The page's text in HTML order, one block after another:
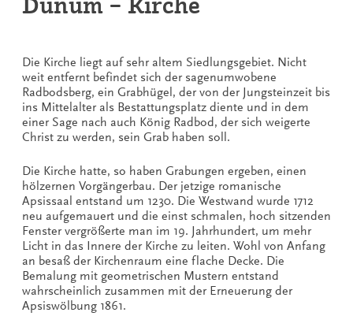
Dunum – Kirche
Die Kirche liegt auf sehr altem Siedlungsgebiet. Nicht
weit entfernt befindet sich der sagenumwobene
Radbodsberg, ein Grabhügel, der von der Jungsteinzeit bis
ins Mittelalter als Bestattungsplatz diente und in dem
einer Sage nach auch König Radbod, der sich weigerte
Christ zu werden, sein Grab haben soll.
Die Kirche hatte, so haben Grabungen ergeben, einen
hölzernen Vorgängerbau. Der jetzige romanische
Apsissaal entstand um 1230. Die Westwand wurde 1712
neu aufgemauert und die einst schmalen, hoch sitzenden
Fenster vergrößerte man im 19. Jahrhundert, um mehr
Licht in das Innere der Kirche zu leiten. Wohl von Anfang
an besaß der Kirchenraum eine flache Decke. Die
Bemalung mit geometrischen Mustern entstand
wahrscheinlich zusammen mit der Erneuerung der
Apsiswölbung 1861.